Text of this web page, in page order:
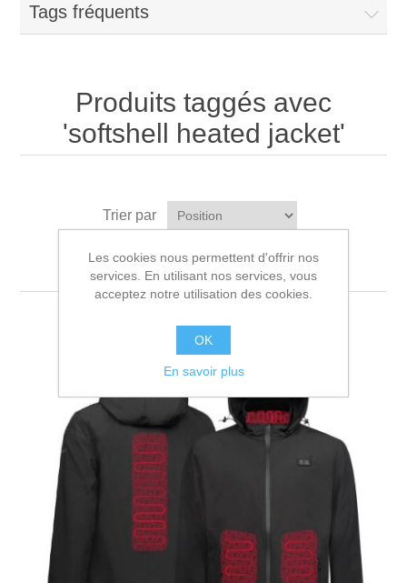
Tags fréquents
Produits taggés avec
'softshell heated jacket'
Trier par
Afficher par page
Les cookies nous permettent d'offrir nos
services. En utilisant nos services, vous
acceptez notre utilisation des cookies.
OK
En savoir plus